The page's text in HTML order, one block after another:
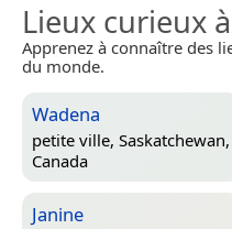
Lieux curieux
Apprenez à connaître des
du monde.
Wadena
petite ville, Saskatchewan,
Canada
Janine